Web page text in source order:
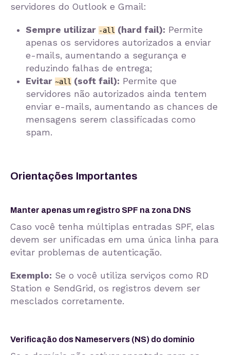
servidores do Outlook e Gmail:
Sempre utilizar -all (hard fail): Permite
apenas os servidores autorizados a enviar
e-mails, aumentando a segurança e
reduzindo falhas de entrega;
Evitar ~all (soft fail): Permite que
servidores não autorizados ainda tentem
enviar e-mails, aumentando as chances de
mensagens serem classificadas como
spam.
Orientações Importantes
Manter apenas um registro SPF na zona DNS
Caso você tenha múltiplas entradas SPF, elas
devem ser unificadas em uma única linha para
evitar problemas de autenticação.
Exemplo: Se o você utiliza serviços como RD
Station e SendGrid, os registros devem ser
mesclados corretamente.
Verificação dos Nameservers (NS) do domínio